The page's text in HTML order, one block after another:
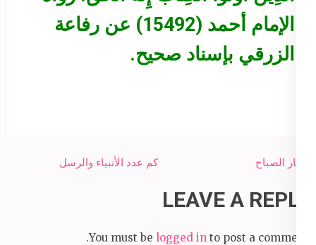
الإمام أحمد (15492) عن رفاعة
الزرقي بإسناد صحيح.
Post
كم عدد الأنبياء والرسل أذكار الصباح
LEAVE A REPLY
You must be logged in to post a comment.